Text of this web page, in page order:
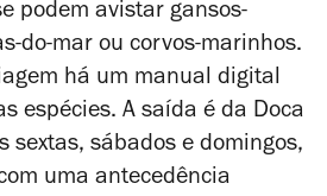
podem avistar gansos-
do-mar ou corvos-marinhos.
há um manual digital
espécies. A saída é da Doca
sextas, sábados e domingos,
uma antecedência